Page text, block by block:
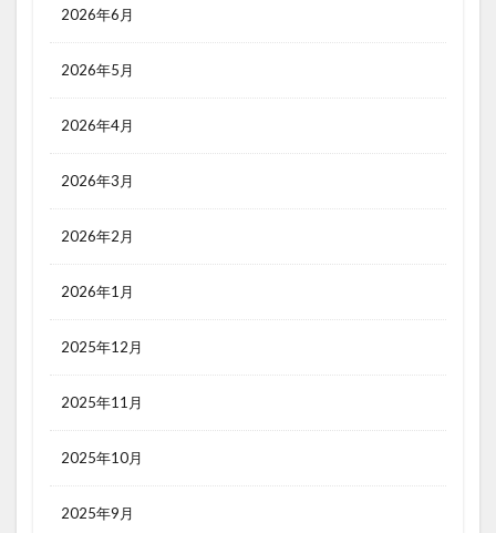
2026年6月
2026年5月
2026年4月
2026年3月
2026年2月
2026年1月
2025年12月
2025年11月
2025年10月
2025年9月